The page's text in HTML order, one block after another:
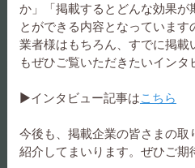
婦人靴の企画・OEM／PB開発
50年以上にわたり婦人靴に携わ
RABOKIGOSHI works、SAYA
企画・販売で培った知見をもと
品設計についてのご相談も承り
ルシューズ、スニーカーを中心
国内外の生産背景を活かしたも
OEM・PB開発では、企画段階
で一貫して対応しております。
か」「掲載するとどんな効果が
とができる内容となっていま
業者様はもちろん、すでに掲載
もぜひご覧いただきたいインタ
▶インタビュー記事はこちら
今後も、掲載企業の皆さまの
紹介してまいります。ぜひご期